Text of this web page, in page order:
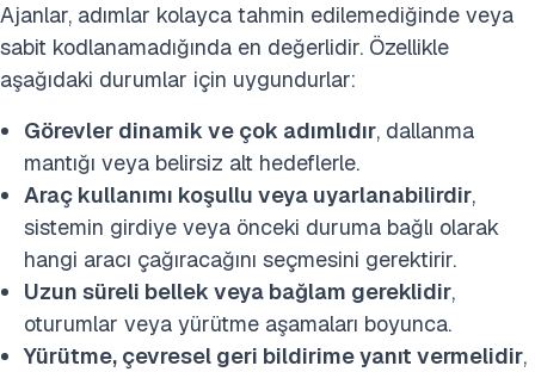
Ajanlar, adımlar kolayca tahmin edilemediğinde veya
sabit kodlanamadığında en değerlidir. Özellikle
aşağıdaki durumlar için uygundurlar:
Görevler dinamik ve çok adımlıdır, dallanma
mantığı veya belirsiz alt hedeflerle.
Araç kullanımı koşullu veya uyarlanabilirdir,
sistemin girdiye veya önceki duruma bağlı olarak
hangi aracı çağıracağını seçmesini gerektirir.
Uzun süreli bellek veya bağlam gereklidir,
oturumlar veya yürütme aşamaları boyunca.
Yürütme, çevresel geri bildirime yanıt vermelidir,